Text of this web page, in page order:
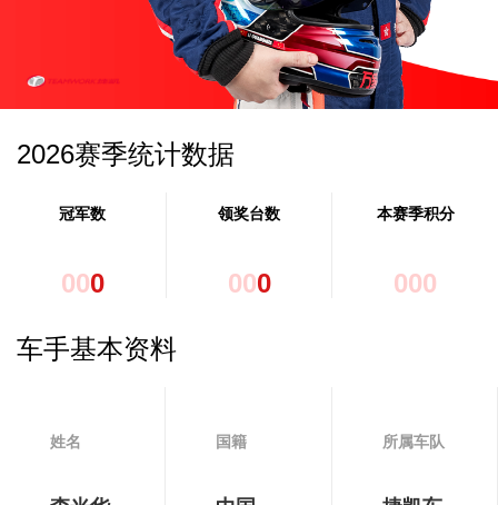
2026赛季统计数据
冠军数
000
领奖台数
000
本赛季积分
000
车手基本资料
姓名 国籍 所属车队